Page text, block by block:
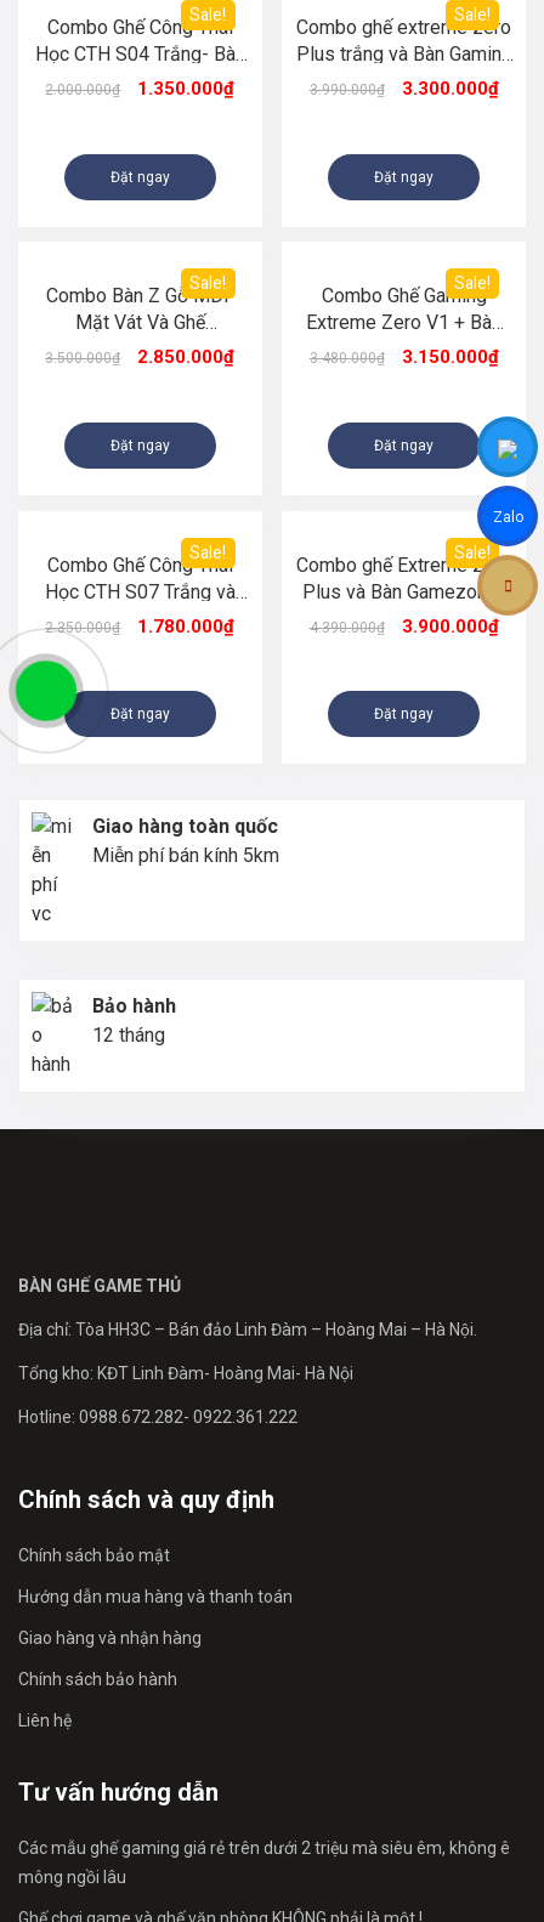
Sale!
Combo Ghế Công Thái
Học CTH S04 Trắng- Bàn
K Gỗ Đen
2.000.000₫ 1.350.000₫
Đặt ngay
Sale!
Combo ghế extreme zero
Plus trắng và Bàn Gaming
Z-đen Mặt Kính Cường
3.990.000₫ 3.300.000₫
Đặt ngay
Sale!
Combo Bàn Z Gỗ MDF
Mặt Vát Và Ghế
Lamborghini
3.500.000₫ 2.850.000₫
Đặt ngay
Sale!
Combo Ghế Gaming
Extreme Zero V1 + Bàn
Z-Desk Mặt Kính Cường
3.480.000₫ 3.150.000₫
Đặt ngay
Sale!
Combo Ghế Công Thái
Học CTH S07 Trắng và
Bàn Z Đen
2.350.000₫ 1.780.000₫
Đặt ngay
Sale!
Combo ghế Extreme zero
Plus và Bàn Gamezone-
Mặt Kính Cường Lực
4.390.000₫ 3.900.000₫
Đặt ngay
Giao hàng toàn quốc
Miễn phí bán kính 5km
Bảo hành
12 tháng
BÀN GHẾ GAME THỦ
Địa chỉ: Tòa HH3C – Bán đảo Linh Đàm – Hoàng Mai – Hà Nội.
Tổng kho: KĐT Linh Đàm- Hoàng Mai- Hà Nội
Hotline: 0988.672.282- 0922.361.222
Chính sách và quy định
Chính sách bảo mật
Hướng dẫn mua hàng và thanh toán
Giao hàng và nhận hàng
Chính sách bảo hành
Liên hệ
Tư vấn hướng dẫn
Các mẫu ghế gaming giá rẻ trên dưới 2 triệu mà siêu êm, không ê
mông ngồi lâu
Zalo